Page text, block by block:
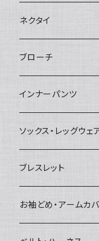
ヘッドドレス・カチュ
ヘアゴム
簪
ネクタイ
ブローチ
インナーパンツ
ソックス・レッグウェ
ブレスレット
お袖どめ・アームカ